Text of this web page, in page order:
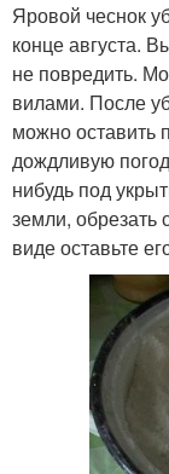
Яровой чеснок
конце августа.
не повредить.
вилами. После
можно оставить
дождливую
нибудь под
земли, обрезать
виде оставьте